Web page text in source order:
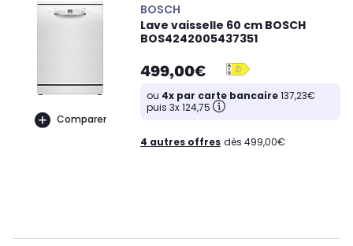
Comparer
BOSCH
Lave vaisselle 60 cm BOSCH
BOS4242005437351
499,00€
ou 4x par carte bancaire137,23€
puis 3x 124,75
4 autres offres dès 499,00€